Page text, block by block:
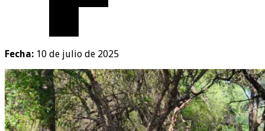
Fecha: 10 de julio de 2025